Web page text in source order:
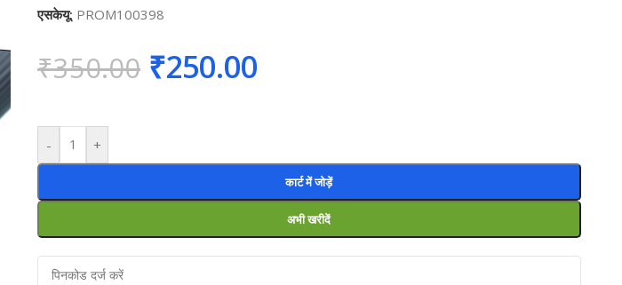
एसकेयू: PROM100398
₹350.00 ₹250.00
- +
कार्ट में जोड़ें
अभी खरीदें